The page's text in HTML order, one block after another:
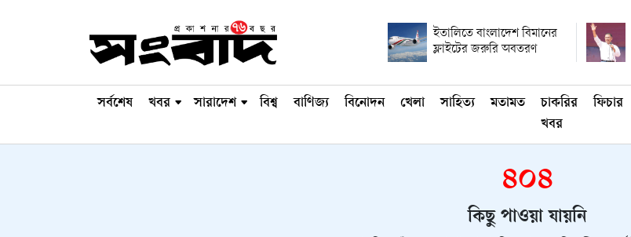
ইতালিতে বাংলাদেশ বিমানের
ফ্লাইটের জরুরি অবতরণ
সর্বশেষ খবর সারাদেশ বিশ্ব বাণিজ্য বিনোদন খেলা সাহিত্য মতামত
চাকরির
খবর
ফিচার
৪০৪
কিছু পাওয়া যায়নি